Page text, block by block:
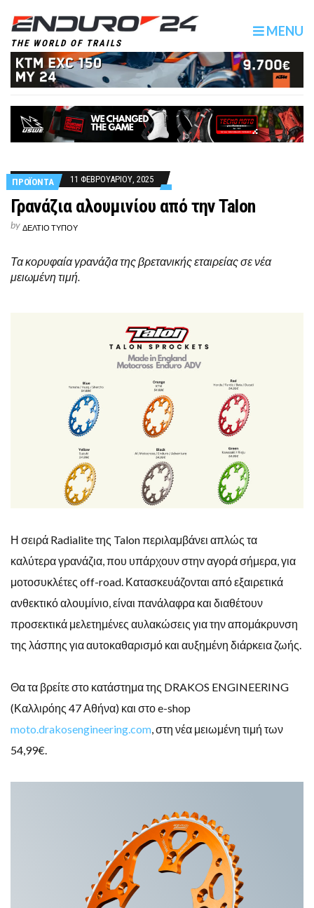
THE WORLD OF TRAILS
MENU
ΠΡΟΪΟΝΤΑ 11 ΦΕΒΡΟΥΑΡΙΟΥ, 2025
Γρανάζια αλουμινίου από την Talon
by ΔΕΛΤΙΟ ΤΥΠΟΥ
Τα κορυφαία γρανάζια της βρετανικής εταιρείας σε νέα
μειωμένη τιμή.
Η σειρά Radialite της Talon περιλαμβάνει απλώς τα
καλύτερα γρανάζια, που υπάρχουν στην αγορά σήμερα, για
μοτοσυκλέτες off-road. Κατασκευάζονται από εξαιρετικά
ανθεκτικό αλουμίνιο, είναι πανάλαφρα και διαθέτουν
προσεκτικά μελετημένες αυλακώσεις για την απομάκρυνση
της λάσπης για αυτοκαθαρισμό και αυξημένη διάρκεια ζωής.
Θα τα βρείτε στο κατάστημα της DRAKOS ENGINEERING
(Καλλιρόης 47 Αθήνα) και στο e-shop
moto.drakosengineering.com , στη νέα μειωμένη τιμή των
54,99€.